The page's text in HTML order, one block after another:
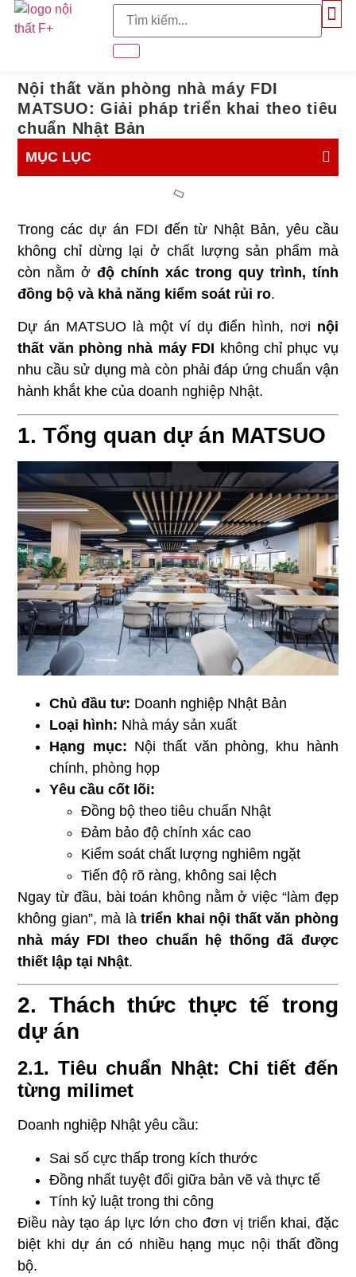
Nội thất văn phòng nhà máy FDI
MATSUO: Giải pháp triển khai theo tiêu
chuẩn Nhật Bản
MỤC LỤC
Trong các dự án FDI đến từ Nhật Bản, yêu cầu
không chỉ dừng lại ở chất lượng sản phẩm mà
còn nằm ởđộ chính xác trong quy trình, tính
đồng bộ và khả năng kiểm soát rủi ro.
Dự án MATSUO là một ví dụ điển hình, nơi nội
thất văn phòng nhà máy FDI không chỉ phục vụ
nhu cầu sử dụng mà còn phải đáp ứng chuẩn vận
hành khắt khe của doanh nghiệp Nhật.
1. Tổng quan dự án MATSUO
Chủ đầu tư: Doanh nghiệp Nhật Bản
Loại hình: Nhà máy sản xuất
Hạng mục: Nội thất văn phòng, khu hành
chính, phòng họp
Yêu cầu cốt lõi:
Đồng bộ theo tiêu chuẩn Nhật
Đảm bảo độ chính xác cao
Kiểm soát chất lượng nghiêm ngặt
Tiến độ rõ ràng, không sai lệch
Ngay từ đầu, bài toán không nằm ở việc “làm đẹp
không gian”, mà làtriển khai nội thất văn phòng
nhà máy FDI theo chuẩn hệ thống đã được
thiết lập tại Nhật.
2. Thách thức thực tế trong
dự án
2.1. Tiêu chuẩn Nhật: Chi tiết đến
từng milimet
Doanh nghiệp Nhật yêu cầu:
Sai số cực thấp trong kích thước
Đồng nhất tuyệt đối giữa bản vẽ và thực tế
Tính kỷ luật trong thi công
Điều này tạo áp lực lớn cho đơn vị triển khai, đặc
biệt khi dự án có nhiều hạng mục nội thất đồng
bộ.